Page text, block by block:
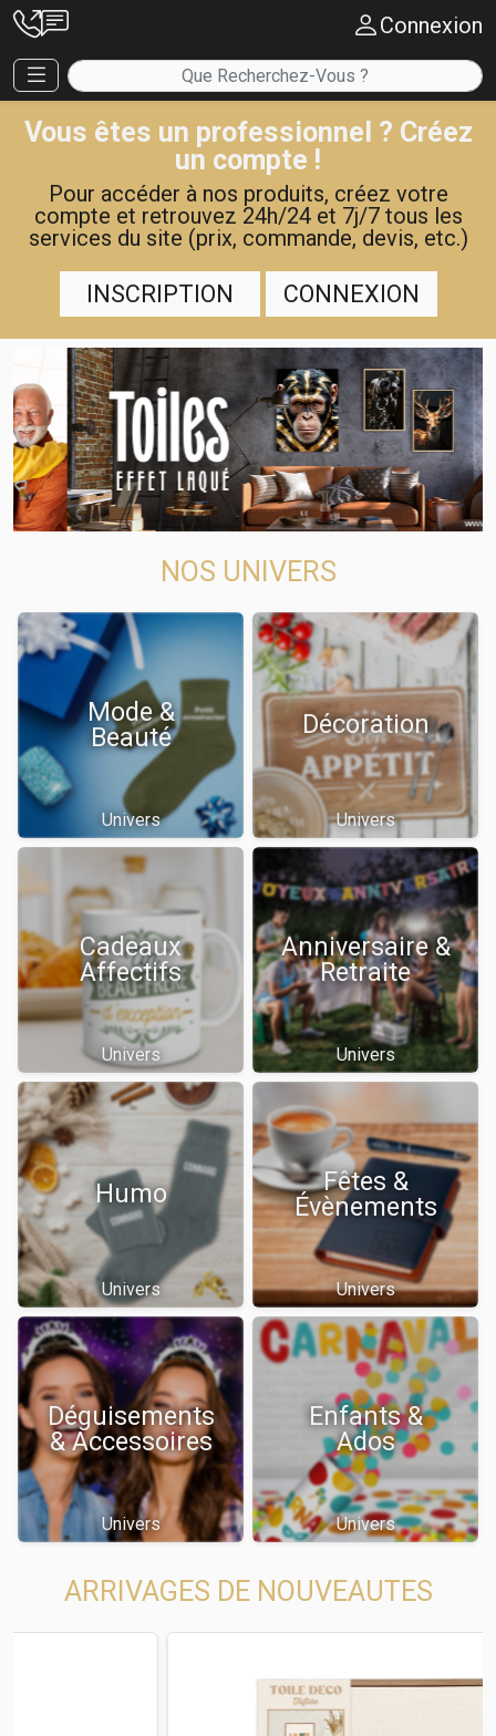
Connexion
Vous êtes un professionnel ? Créez
un compte !
Pour accéder à nos produits, créez votre
compte et retrouvez 24h/24 et 7j/7 tous les
services du site (prix, commande, devis, etc.)
INSCRIPTION CONNEXION
NOS UNIVERS
Mode &
Beauté
Univers
Décoration
Univers
Cadeaux
Affectifs
Univers
Anniversaire &
Retraite
Univers
Humo
Univers
Fêtes &
Évènements
Univers
Déguisements
& Accessoires
Univers
Enfants &
Ados
Univers
ARRIVAGES DE NOUVEAUTES